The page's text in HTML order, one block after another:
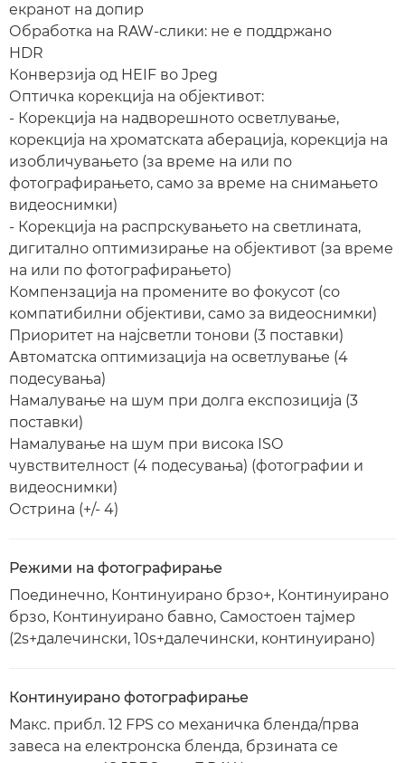
екранот на допир
Обработка на RAW-слики: не е поддржано
HDR
Конверзија од HEIF во Jpeg
Оптичка корекција на објективот:
- Корекција на надворешното осветлување,
корекција на хроматската аберација, корекција на
изобличувањето (за време на или по
фотографирањето, само за време на снимањето
видеоснимки)
- Корекција на распрскувањето на светлината,
дигитално оптимизирање на објективот (за време
на или по фотографирањето)
Компензација на промените во фокусот (со
компатибилни објективи, само за видеоснимки)
Приоритет на најсветли тонови (3 поставки)
Автоматска оптимизација на осветлување (4
подесувања)
Намалување на шум при долга експозиција (3
поставки)
Намалување на шум при висока ISO
чувствителност (4 подесувања) (фотографии и
видеоснимки)
Острина (+/- 4)
Режими на фотографирање
Поединечно, Континуирано брзо+, Континуирано
брзо, Континуирано бавно, Самостоен тајмер
(2s+далечински, 10s+далечински, континуирано)
Континуирано фотографирање
Макс. прибл. 12 FPS со механичка бленда/прва
завеса на електронска бленда, брзината се